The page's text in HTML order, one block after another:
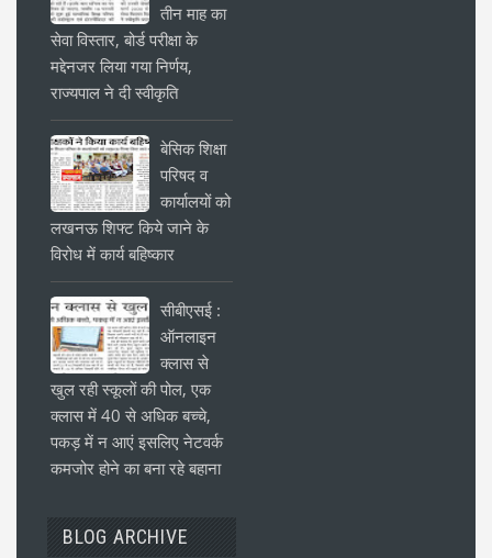
तीन माह का
सेवा विस्तार, बोर्ड परीक्षा के
मद्देनजर लिया गया निर्णय,
राज्यपाल ने दी स्वीकृति
बेसिक शिक्षा
परिषद व
कार्यालयों को
लखनऊ शिफ्ट किये जाने के
विरोध में कार्य बहिष्कार
सीबीएसई :
ऑनलाइन
क्लास से
खुल रही स्कूलों की पोल, एक
क्लास में 40 से अधिक बच्चे,
पकड़ में न आएं इसलिए नेटवर्क
कमजोर होने का बना रहे बहाना
BLOG ARCHIVE